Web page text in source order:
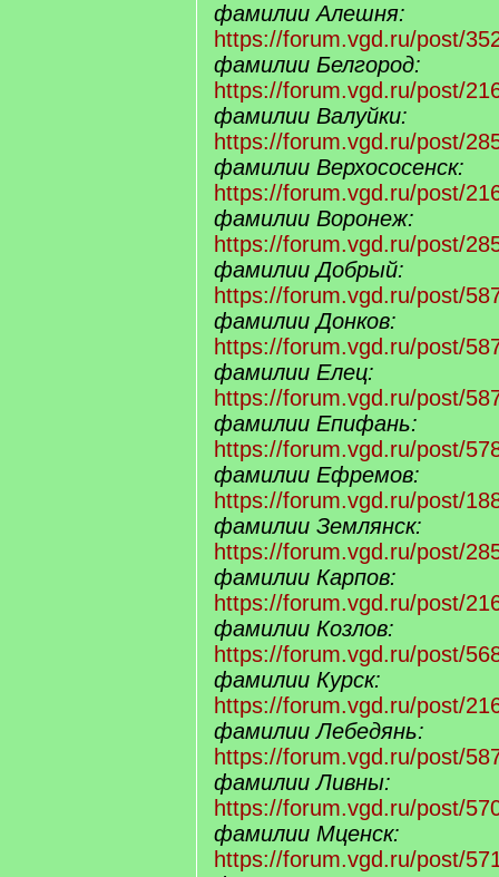
фамилии Алешня:
https://forum.vgd.ru/post/
фамилии Белгород:
https://forum.vgd.ru/post/
фамилии Валуйки:
https://forum.vgd.ru/post/
фамилии Верхососенск:
https://forum.vgd.ru/post/
фамилии Воронеж:
https://forum.vgd.ru/post/
фамилии Добрый:
https://forum.vgd.ru/post/
фамилии Донков:
https://forum.vgd.ru/post/
фамилии Елец:
https://forum.vgd.ru/post/
фамилии Епифань:
https://forum.vgd.ru/post/
фамилии Ефремов:
https://forum.vgd.ru/post/
фамилии Землянск:
https://forum.vgd.ru/post/
фамилии Карпов:
https://forum.vgd.ru/post/
фамилии Козлов:
https://forum.vgd.ru/post/
фамилии Курск:
https://forum.vgd.ru/post/
фамилии Лебедянь:
https://forum.vgd.ru/post/
фамилии Ливны:
https://forum.vgd.ru/post/
фамилии Мценск:
https://forum.vgd.ru/post/